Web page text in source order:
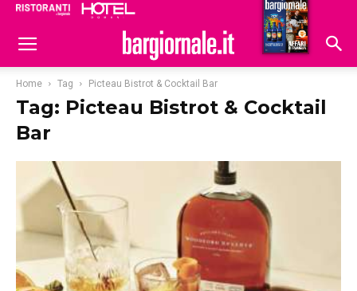
Hoteldomani
Home Tag Picteau Bistrot & Cocktail Bar
Tag: Picteau Bistrot & Cocktail
Bar